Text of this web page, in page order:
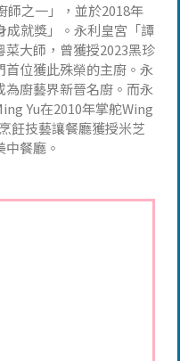
師之一」，並於2018年
成就獎」。永利皇宮「譚
大師，曾獲授2023黑珍
位獲此殊榮的主廚。永
廚藝界新晉名廚。而永
Yu在2010年掌舵Wing
飪技藝讓餐廳獲授米芝
餐廳。